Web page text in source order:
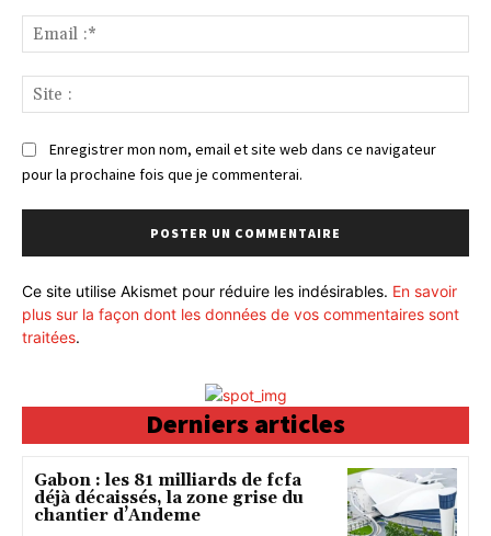
:*
:
Enregistrer mon nom, email et site web dans ce navigateur
pour la prochaine fois que je commenterai.
Ce site utilise Akismet pour réduire les indésirables. En savoir
plus sur la façon dont les données de vos commentaires sont
traitées.
Derniers articles
Gabon : les 81 milliards de fcfa
déjà décaissés, la zone grise du
chantier d’Andeme